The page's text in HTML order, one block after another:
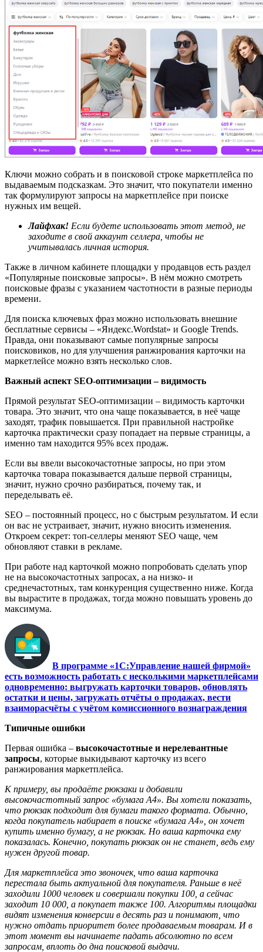
Ключи можно собрать и в поисковой строке маркетплейса по
выдаваемым подсказкам. Это значит, что покупатели именно
так формулируют запросы на маркетплейсе при поиске
нужных им вещей.
Лайфхак! Если будете использовать этот метод, не
заходите в свой аккаунт селлера, чтобы не
учитывалась личная история.
Также в личном кабинете площадки у продавцов есть раздел
«Популярные поисковые запросы». В нём можно смотреть
поисковые фразы с указанием частотности в разные периоды
времени.
Для поиска ключевых фраз можно использовать внешние
бесплатные сервисы – «Яндекс.Wordstat» и Google Trends.
Правда, они показывают самые популярные запросы
поисковиков, но для улучшения ранжирования карточки на
маркетлейсе можно взять несколько слов.
Важный аспект SEO-оптимизации – видимость
Прямой результат SEO-оптимизации – видимость карточки
товара. Это значит, что она чаще показывается, в неё чаще
заходят, трафик повышается. При правильной настройке
карточка практически сразу попадает на первые страницы, а
именно там находится 95% всех продаж.
Если вы ввели высокочастотные запросы, но при этом
карточка товара показывается дальше первой страницы,
значит, нужно срочно разбираться, почему так, и
переделывать её.
SEO – постоянный процесс, но с быстрым результатом. И если
он вас не устраивает, значит, нужно вносить изменения.
Откроем секрет: топ-селлеры меняют SEO чаще, чем
обновляют ставки в рекламе.
При работе над карточкой можно попробовать сделать упор
не на высокочастотных запросах, а на низко- и
среднечастотных, там конкуренция существенно ниже. Когда
вы вырастите в продажах, тогда можно повышать уровень до
максимума.
В программе «1С:Управление нашей фирмой»
есть возможность работать с несколькими маркетплейсами
одновременно: выгружать карточки товаров, обновлять
остатки и цены, загружать отчёты о продажах, вести
взаиморасчёты с учётом комиссионного вознаграждения
Типичные ошибки
Первая ошибка – высокочастотные и нерелевантные
запросы, которые выкидывают карточку из всего
ранжирования маркетплейса.
К примеру, вы продаёте рюкзаки и добавили
высокочастотный запрос «бумага А4». Вы хотели показать,
что рюкзак подходит для бумаги такого формата. Обычно,
когда покупатель набирает в поиске «бумага А4», он хочет
купить именно бумагу, а не рюкзак. Но ваша карточка ему
показалась. Конечно, покупать рюкзак он не станет, ведь ему
нужен другой товар.
Для маркетплейса это звоночек, что ваша карточка
перестала быть актуальной для покупателя. Раньше в неё
заходили 1000 человек и совершали покупки 100, а сейчас
заходит 10 000, а покупает также 100. Алгоритмы площадки
видят изменения конверсии в десять раз и понимают, что
нужно отдать приоритет более продаваемым товарам. И в
этот момент вы начинаете падать абсолютно по всем
запросам, вплоть до дна поисковой выдачи.